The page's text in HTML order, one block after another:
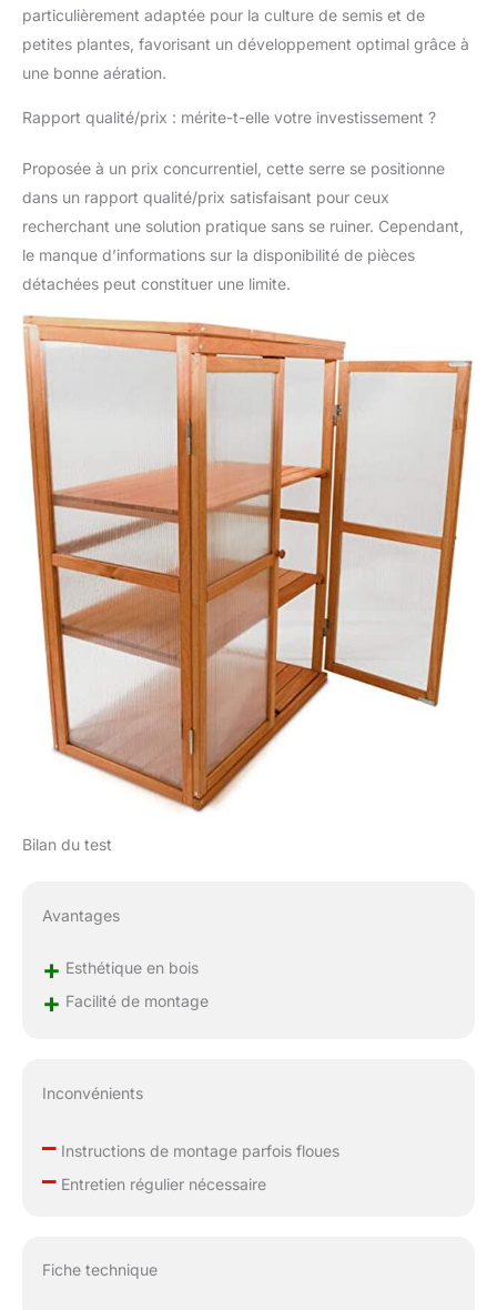
années d'expérience et
les besoins des
principal ici est sur le
produits. Nous optons
pour un très bon
rapport qualité-prix.
DONNÉES TECHNIQUE
DE « SERRE EN BOIS
Hauteur: 106,5-110,5
cm Profondeur: 47 cm
Matériel: Plaques à
double paroi-
Polycarbonate
AVANTAGES DU
PRODUIT « SERRE EN
BOIS Modèle :
PRIMTEMPS » - Haute
valeur d'isolation et
bonne transmission de
la lumière pour des
conditions de
croissance idéales -
Résistant aux UV,
résistant au gel,
durable - Bonne
circulation d'air à
travers le toit
verrouillable - 3
particulièrement adaptée pour la culture de semis et de
petites plantes, favorisant un développement optimal grâce à
une bonne aération.
Rapport qualité/prix : mérite-t-elle votre investissement ?
Proposée à un prix concurrentiel, cette serre se positionne
dans un rapport qualité/prix satisfaisant pour ceux
recherchant une solution pratique sans se ruiner. Cependant,
le manque d’informations sur la disponibilité de pièces
détachées peut constituer une limite.
Bilan du test
Avantages
+ Esthétique en bois
+ Facilité de montage
Inconvénients
–Instructions de montage parfois floues
–Entretien régulier nécessaire
Fiche technique